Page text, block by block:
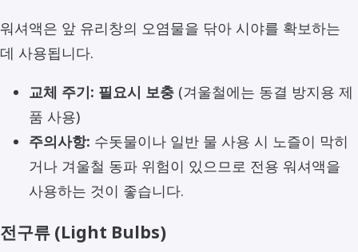
워셔액은 앞 유리창의 오염물을 닦아 시야를 확보하는
데 사용됩니다.
교체 주기: 필요시 보충 (겨울철에는 동결 방지용 제
품 사용)
주의사항: 수돗물이나 일반 물 사용 시 노즐이 막히
거나 겨울철 동파 위험이 있으므로 전용 워셔액을
사용하는 것이 좋습니다.
전구류 (Light Bulbs)